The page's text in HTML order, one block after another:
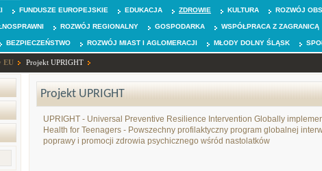
FUNDUSZE EUROPEJSKIE EDUKACJA ZDROWIE KULTURA ROZWÓJ
ROZWÓJ REGIONALNY GOSPODARKA WSPÓŁPRACA Z ZAGRANICĄ
BEZPIECZEŃSTWO ROZWÓJ MIAST I AGLOMERACJI MŁODY DOLNY ŚLĄSK
EU Projekt UPRIGHT
Projekt UPRIGHT
UPRIGHT - Universal Preventive Resilience Intervention Globally
Health for Teenagers - Powszechny profilaktyczny program globalnej
poprawy i promocji zdrowia psychicznego wśród nastolatków